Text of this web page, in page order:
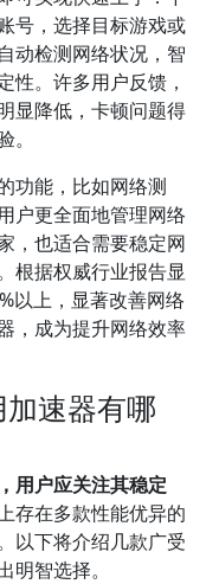
号，选择目标游戏或
动检测网络状况，智
性。许多用户反馈，
显降低，卡顿问题得
功能，比如网络测
户更全面地管理网络
，也适合需要稳定网
根据权威行业报告显
以上，显著改善网络
，成为提升网络效率
速器有哪
用户应关注其稳定
存在多款性能优异的
以下将介绍几款广受
智选择。